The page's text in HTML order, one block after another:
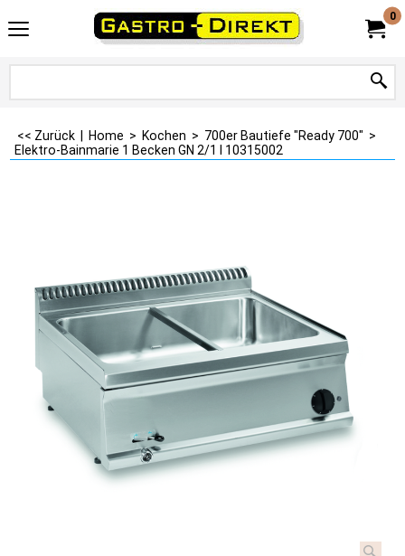
0
<< Zurück Home > Kochen > 700er Bautiefe "Ready 700" >
Elektro-Bainmarie 1 Becken GN 2/1 I 10315002